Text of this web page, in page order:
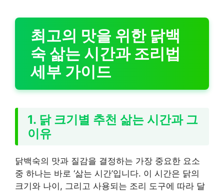
최고의 맛을 위한 닭백
숙 삶는 시간과 조리법
세부 가이드
1. 닭 크기별 추천 삶는 시간과 그
이유
닭백숙의 맛과 질감을 결정하는 가장 중요한 요소
중 하나는 바로 ‘삶는 시간’입니다. 이 시간은 닭의
크기와 나이, 그리고 사용되는 조리 도구에 따라 달